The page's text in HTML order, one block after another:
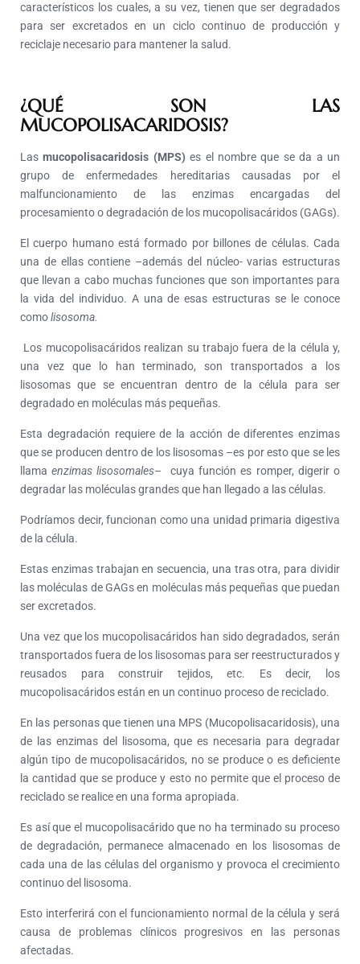
característicos los cuales, a su vez, tienen que ser degradados
para ser excretados en un ciclo continuo de producción y
reciclaje necesario para mantener la salud.
¿QUÉ SON LAS
MUCOPOLISACARIDOSIS?
Lasmucopolisacaridosis (MPS) es el nombre que se da a un
grupo de enfermedades hereditarias causadas por el
malfuncionamiento de las enzimas encargadas del
procesamiento o degradación de los mucopolisacáridos (GAGs).
El cuerpo humano está formado por billones de células. Cada
una de ellas contiene –además del núcleo- varias estructuras
que llevan a cabo muchas funciones que son importantes para
la vida del individuo. A una de esas estructuras se le conoce
comolisosoma.
Los mucopolisacáridos realizan su trabajo fuera de la célula y,
una vez que lo han terminado, son transportados a los
lisosomas que se encuentran dentro de la célula para ser
degradado en moléculas más pequeñas.
Esta degradación requiere de la acción de diferentes enzimas
que se producen dentro de los lisosomas –es por esto que se les
llamaenzimas lisosomales– cuya función es romper, digerir o
degradar las moléculas grandes que han llegado a las células.
Podríamos decir, funcionan como una unidad primaria digestiva
de la célula.
Estas enzimas trabajan en secuencia, una tras otra, para dividir
las moléculas de GAGs en moléculas más pequeñas que puedan
ser excretados.
Una vez que los mucopolisacáridos han sido degradados, serán
transportados fuera de los lisosomas para ser reestructurados y
reusados para construir tejidos, etc. Es decir, los
mucopolisacáridos están en un continuo proceso de reciclado.
En las personas que tienen una MPS (Mucopolisacaridosis), una
de las enzimas del lisosoma, que es necesaria para degradar
algún tipo de mucopolisacáridos, no se produce o es deficiente
la cantidad que se produce y esto no permite que el proceso de
reciclado se realice en una forma apropiada.
Es así que el mucopolisacárido que no ha terminado su proceso
de degradación, permanece almacenado en los lisosomas de
cada una de las células del organismo y provoca el crecimiento
continuo del lisosoma.
Esto interferirá con el funcionamiento normal de la célula y será
causa de problemas clínicos progresivos en las personas
afectadas.